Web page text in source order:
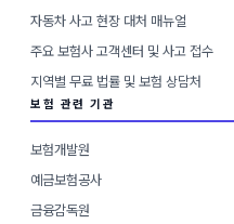
자동차 사고 현장 대처 매뉴얼
주요 보험사 고객센터 및 사고 접수
지역별 무료 법률 및 보험 상담처
보험 관련 기관
보험개발원
예금보험공사
금융감독원